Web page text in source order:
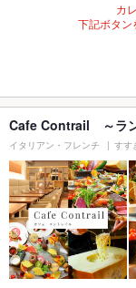
カ
下記ボタン
Cafe Contrail ～ラ
イタリアン・フレンチ すす